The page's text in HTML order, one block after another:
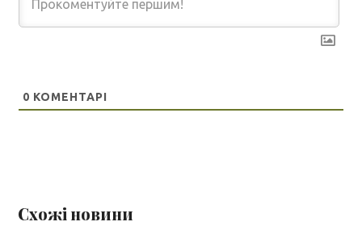
0 КОМЕНТАРІ
Схожі новини